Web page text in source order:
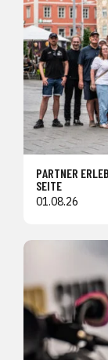
PARTNER
SEITE
01.08.26